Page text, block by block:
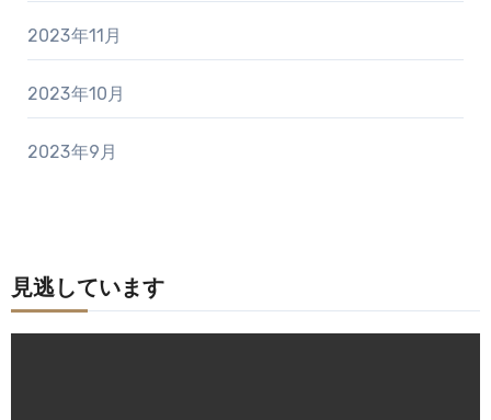
2023年11月
2023年10月
2023年9月
見逃しています